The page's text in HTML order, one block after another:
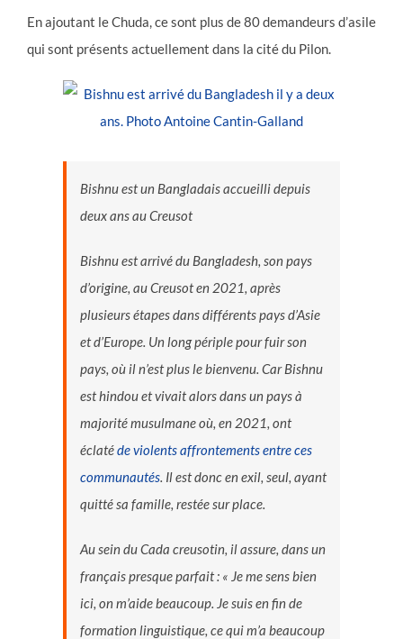
En ajoutant le Chuda, ce sont plus de 80 demandeurs d’asile
qui sont présents actuellement dans la cité du Pilon.
Bishnu est un Bangladais accueilli depuis
deux ans au Creusot
Bishnu est arrivé du Bangladesh, son pays
d’origine, au Creusot en 2021, après
plusieurs étapes dans différents pays d’Asie
et d’Europe. Un long périple pour fuir son
pays, où il n’est plus le bienvenu. Car Bishnu
est hindou et vivait alors dans un pays à
majorité musulmane où, en 2021, ont
éclatéde violents affrontements entre ces
communautés . Il est donc en exil, seul, ayant
quitté sa famille, restée sur place.
Au sein du Cada creusotin, il assure, dans un
français presque parfait : « Je me sens bien
ici, on m’aide beaucoup. Je suis en fin de
formation linguistique, ce qui m’a beaucoup